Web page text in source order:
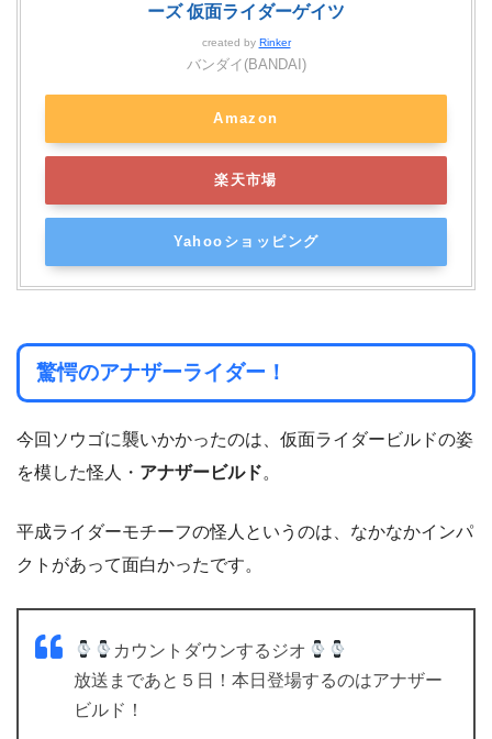
ーズ 仮面ライダーゲイツ
created by Rinker
バンダイ(BANDAI)
Amazon
楽天市場
Yahooショッピング
驚愕のアナザーライダー！
今回ソウゴに襲いかかったのは、仮面ライダービルドの姿
を模した怪人・ アナザービルド。
平成ライダーモチーフの怪人というのは、なかなかインパ
クトがあって面白かったです。
カウントダウンするジオ
放送まであと５日！本日登場するのはアナザー
ビルド！